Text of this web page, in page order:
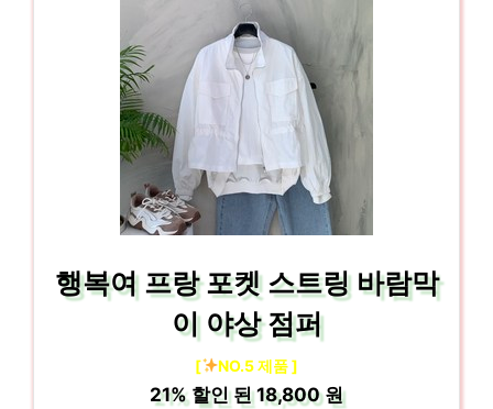
행복여 프랑 포켓 스트링 바람막
이 야상 점퍼
[ NO.5 제품 ]
21% 할인 된18,800 원